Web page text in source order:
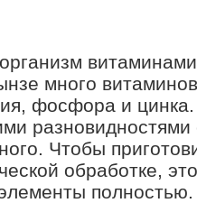
много
фосфора и
Чтобы
обработке,
полностью.